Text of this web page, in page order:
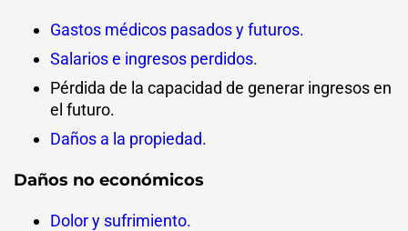
Gastos médicos pasados y futuros.
Salarios e ingresos perdidos.
Pérdida de la capacidad de generar ingresos en
el futuro.
Daños a la propiedad.
Daños no económicos
Dolor y sufrimiento.